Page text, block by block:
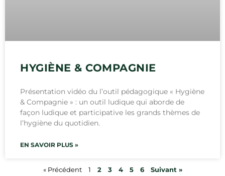
HYGIÈNE & COMPAGNIE
Présentation vidéo du l’outil pédagogique « Hygiène
& Compagnie » : un outil ludique qui aborde de
façon ludique et participative les grands thèmes de
l’hygiène du quotidien.
EN SAVOIR PLUS »
« Précédent 1 2 3 4 5 6 Suivant »